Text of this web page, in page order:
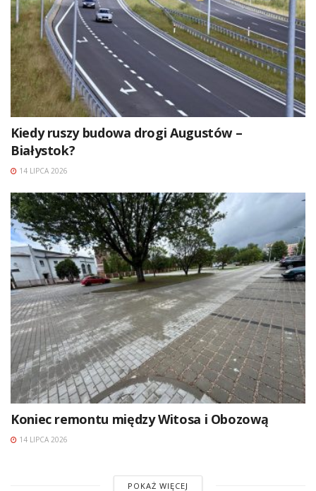
Kiedy ruszy budowa drogi Augustów –
Białystok?
14 LIPCA 2026
Koniec remontu między Witosa i Obozową
14 LIPCA 2026
POKAŻ WIĘCEJ